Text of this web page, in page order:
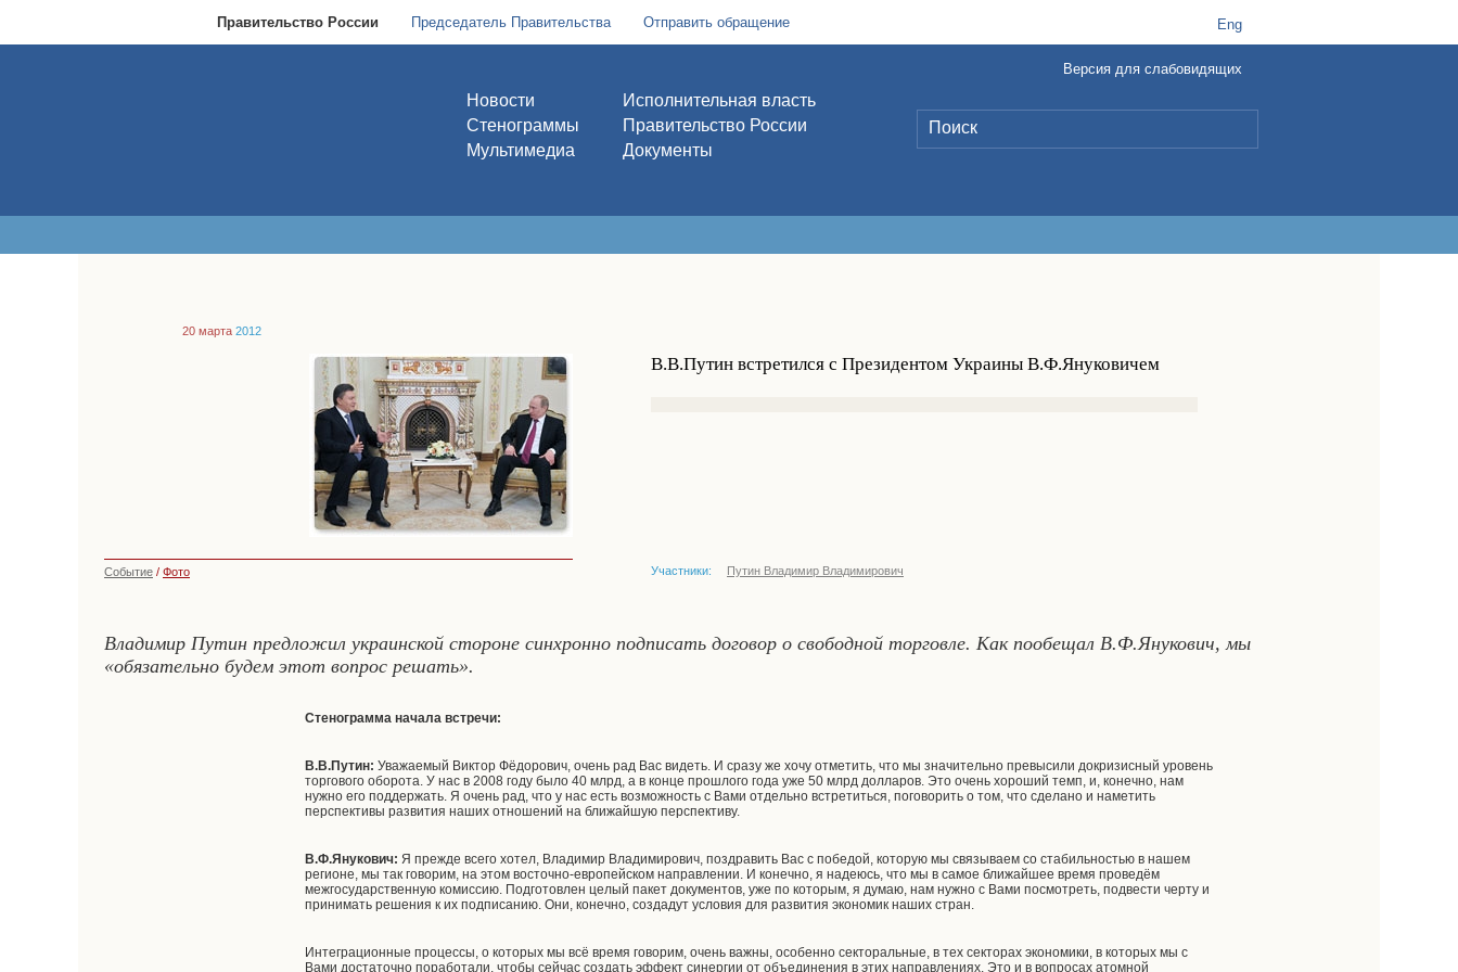
Правительство России Председатель Правительства Отправить обращение Eng
Новости
Стенограммы
Мультимедиа
Исполнительная власть
Правительство России
Документы
Версия для слабовидящих
20 марта 2012
В.В.Путин встретился с Президентом Украины В.Ф.Януковичем
Событие / Фото Участники: Путин Владимир Владимирович
Владимир Путин предложил украинской стороне синхронно подписать договор о свободной торговле. Как пообещал В.Ф.Янукович, мы
«обязательно будем этот вопрос решать».
Стенограмма начала встречи:
В.В.Путин: Уважаемый Виктор Фёдорович, очень рад Вас видеть. И сразу же хочу отметить, что мы значительно превысили докризисный уровень
торгового оборота. У нас в 2008 году было 40 млрд, а в конце прошлого года уже 50 млрд долларов. Это очень хороший темп, и, конечно, нам
нужно его поддержать. Я очень рад, что у нас есть возможность с Вами отдельно встретиться, поговорить о том, что сделано и наметить
перспективы развития наших отношений на ближайшую перспективу.
В.Ф.Янукович: Я прежде всего хотел, Владимир Владимирович, поздравить Вас с победой, которую мы связываем со стабильностью в нашем
регионе, мы так говорим, на этом восточно-европейском направлении. И конечно, я надеюсь, что мы в самое ближайшее время проведём
межгосударственную комиссию. Подготовлен целый пакет документов, уже по которым, я думаю, нам нужно с Вами посмотреть, подвести черту и
принимать решения к их подписанию. Они, конечно, создадут условия для развития экономик наших стран.
Интеграционные процессы, о которых мы всё время говорим, очень важны, особенно секторальные, в тех секторах экономики, в которых мы с
Вами достаточно поработали, чтобы сейчас создать эффект синергии от объединения в этих направлениях. Это и в вопросах атомной